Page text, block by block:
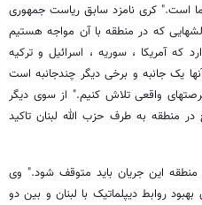
است." کری نامزد سابق ریاست جمهوری
که در منطقه با آن مواجه هستیم
که آمریکا ، سوریه ، اسرائیل و ترکیه
یک جانبه و برخی دیگر چندجانبه است
واقعی تلاش کنیم." از سوی دیگر
در منطقه به طرف حزب الله لبنان تاکید
این جریان باید متوقف شود." وی
روابط دیپلماتیک با لبنان و بین دو